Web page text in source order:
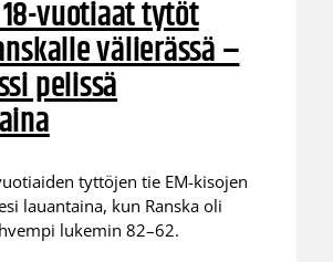
vuotiaat tytöt
välierässä –
pelissä
tyttöjen tie EM-kisojen
lauantaina, kun Ranska oli
lukemin 82–62.